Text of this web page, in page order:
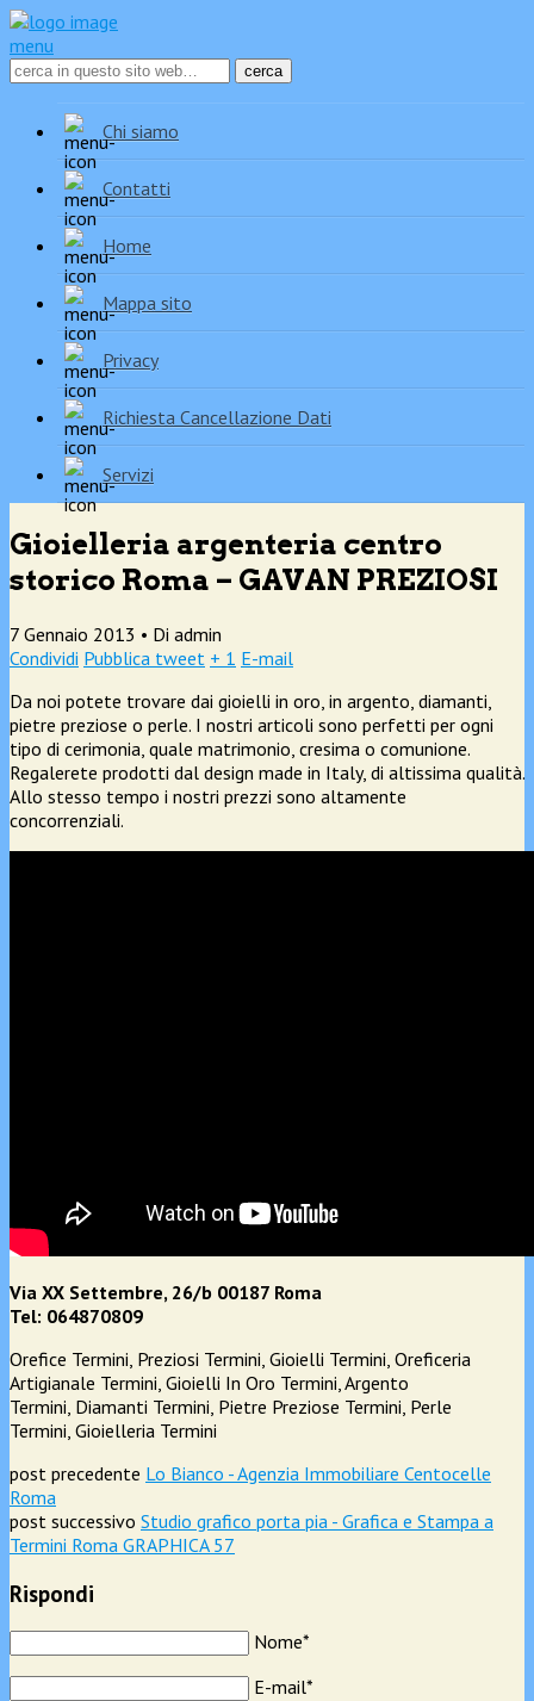
menu
Chi siamo
Contatti
Home
Mappa sito
Privacy
Richiesta Cancellazione Dati
Servizi
Gioielleria argenteria centro
storico Roma – GAVAN PREZIOSI
7 Gennaio 2013 • Di admin
Condividi Pubblica tweet + 1 E-mail
Da noi potete trovare dai gioielli in oro, in argento, diamanti,
pietre preziose o perle. I nostri articoli sono perfetti per ogni
tipo di cerimonia, quale matrimonio, cresima o comunione.
Regalerete prodotti dal design made in Italy, di altissima qualità.
Allo stesso tempo i nostri prezzi sono altamente
concorrenziali.
Via XX Settembre, 26/b 00187 Roma
Tel: 064870809
Orefice Termini, Preziosi Termini, Gioielli Termini, Oreficeria
Artigianale Termini, Gioielli In Oro Termini, Argento
Termini, Diamanti Termini, Pietre Preziose Termini, Perle
Termini, Gioielleria Termini
post precedente Lo Bianco - Agenzia Immobiliare Centocelle
Roma
post successivo Studio grafico porta pia - Grafica e Stampa a
Termini Roma GRAPHICA 57
Rispondi
Nome*
E-mail*